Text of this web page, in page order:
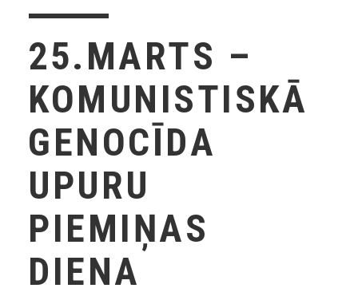
25.MARTS –
KOMUNISTISKĀ
GENOCĪDA
UPURU
PIEMIŅAS
DIENA